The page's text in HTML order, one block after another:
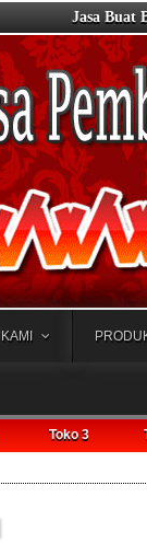
Jasa Buat
Toko 3